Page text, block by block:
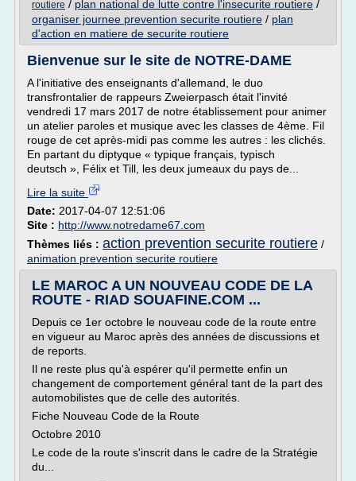
routiere / plan national de lutte contre l'insecurite routiere /
organiser journee prevention securite routiere / plan
d'action en matiere de securite routiere
Bienvenue sur le site de NOTRE-DAME
A l'initiative des enseignants d'allemand, le duo
transfrontalier de rappeurs Zweierpasch était l'invité
vendredi 17 mars 2017 de notre établissement pour animer
un atelier paroles et musique avec les classes de 4ème. Fil
rouge de cet après-midi pas comme les autres : les clichés.
En partant du diptyque « typique français, typisch
deutsch », Félix et Till, les deux jumeaux du pays de...
Lire la suite
Date: 2017-04-07 12:51:06
Site : http://www.notredame67.com
Thèmes liés : action prevention securite routiere /
animation prevention securite routiere
LE MAROC A UN NOUVEAU CODE DE LA
ROUTE - RIAD SOUAFINE.COM ...
Depuis ce 1er octobre le nouveau code de la route entre
en vigueur au Maroc après des années de discussions et
de reports.
Il ne reste plus qu'à espérer qu'il permette enfin un
changement de comportement général tant de la part des
automobilistes que de celle des autorités.
Fiche Nouveau Code de la Route
Octobre 2010
Le code de la route s'inscrit dans le cadre de la Stratégie
du...